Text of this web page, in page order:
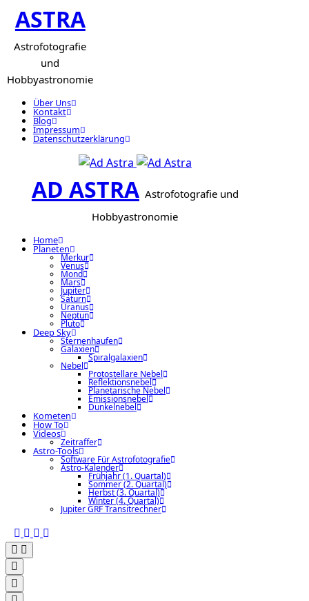
ASTRA
Astrofotografie
und
Hobbyastronomie
Über Uns
Kontakt
Blog
Impressum
Datenschutzerklärung
AD ASTRA Astrofotografie und
Hobbyastronomie
Home
Planeten
Merkur
Venus
Mond
Mars
Jupiter
Saturn
Uranus
Neptun
Pluto
Deep Sky
Sternenhaufen
Galaxien
Spiralgalaxien
Nebel
Protostellare Nebel
Reflektionsnebel
Planetarische Nebel
Emissionsnebel
Dunkelnebel
Kometen
How To
Videos
Zeitraffer
Astro-Tools
Software Für Astrofotografie
Astro-Kalender
Frühjahr (1. Quartal)
Sommer (2. Quartal)
Herbst (3. Quartal)
Winter (4. Quartal)
Jupiter GRF Transitrechner